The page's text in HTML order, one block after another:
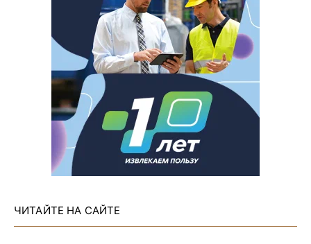
ЧИТАЙТЕ НА САЙТЕ